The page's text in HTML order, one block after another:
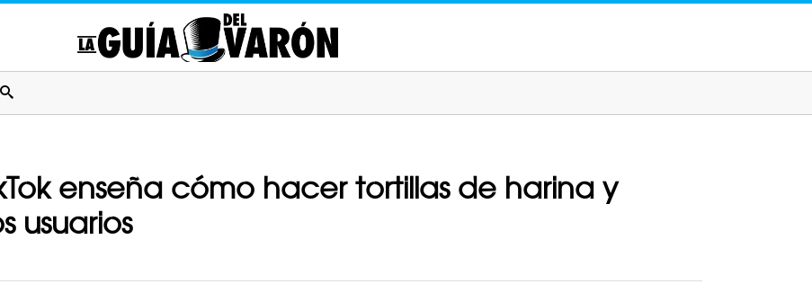
enseña cómo hacer tortillas de harina y
usuarios